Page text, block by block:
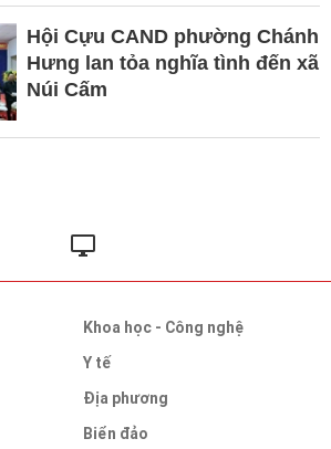
Hội Cựu CAND phường Chánh
Hưng lan tỏa nghĩa tình đến xã
Núi Cấm
Khoa học - Công nghệ
Y tế
Địa phương
Biển đảo